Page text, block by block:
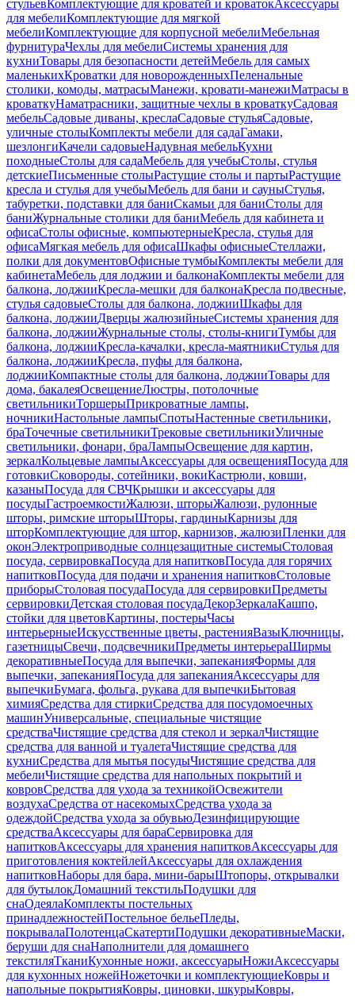
стульевКомплектующие для кроватей и кроватокАксессуары
для мебелиКомплектующие для мягкой
мебелиКомплектующие для корпусной мебелиМебельная
фурнитураЧехлы для мебелиСистемы хранения для
кухниТовары для безопасности детейМебель для самых
маленькихКроватки для новорожденныхПеленальные
столики, комоды, матрасыМанежи, кровати-манежиМатрасы в
кроваткуНаматрасники, защитные чехлы в кроваткуСадовая
мебельСадовые диваны, креслаСадовые стульяСадовые,
уличные столыКомплекты мебели для садаГамаки,
шезлонгиКачели садовыеНадувная мебельКухни
походныеСтолы для садаМебель для учебыСтолы, стулья
детскиеПисьменные столыРастущие столы и партыРастущие
кресла и стулья для учебыМебель для бани и сауныСтулья,
табуретки, подставки для баниСкамьи для баниСтолы для
баниЖурнальные столики для баниМебель для кабинета и
офисаСтолы офисные, компьютерныеКресла, стулья для
офисаМягкая мебель для офисаШкафы офисныеСтеллажи,
полки для документовОфисные тумбыКомплекты мебели для
кабинетаМебель для лоджии и балконаКомплекты мебели для
балкона, лоджииКресла-мешки для балконаКресла подвесные,
стулья садовыеСтолы для балкона, лоджииШкафы для
балкона, лоджииДверцы жалюзийныеСистемы хранения для
балкона, лоджииЖурнальные столы, столы-книгиТумбы для
балкона, лоджииКресла-качалки, кресла-маятникиСтулья для
балкона, лоджииКресла, пуфы для балкона,
лоджииКомпактные столы для балкона, лоджииТовары для
дома, бакалеяОсвещениеЛюстры, потолочные
светильникиТоршерыПрикроватные лампы,
ночникиНастольные лампыСпотыНастенные светильники,
браТочечные светильникиТрековые светильникиУличные
светильники, фонари, браЛампыОсвещение для картин,
зеркалКольцевые лампыАксессуары для освещенияПосуда для
готовкиСковороды, сотейники, вокиКастрюли, ковши,
казаныПосуда для СВЧКрышки и аксессуары для
посудыГастроемкостиЖалюзи, шторыЖалюзи, рулонные
шторы, римские шторыШторы, гардиныКарнизы для
шторКомплектующие для штор, карнизов, жалюзиПленки для
оконЭлектроприводные солнцезащитные системыСтоловая
посуда, сервировкаПосуда для напитковПосуда для горячих
напитковПосуда для подачи и хранения напитковСтоловые
приборыСтоловая посудаПосуда для сервировкиПредметы
сервировкиДетская столовая посудаДекорЗеркалаКашпо,
стойки для цветовКартины, постерыЧасы
интерьерныеИскусственные цветы, растенияВазыКлючницы,
газетницыСвечи, подсвечникиПредметы интерьераШирмы
декоративныеПосуда для выпечки, запеканияФормы для
выпечки, запеканияПосуда для запеканияАксессуары для
выпечкиБумага, фольга, рукава для выпечкиБытовая
химияСредства для стиркиСредства для посудомоечных
машинУниверсальные, специальные чистящие
средстваЧистящие средства для стекол и зеркалЧистящие
средства для ванной и туалетаЧистящие средства для
кухниСредства для мытья посудыЧистящие средства для
мебелиЧистящие средства для напольных покрытий и
ковровСредства для ухода за техникойОсвежители
воздухаСредства от насекомыхСредства ухода за
одеждойСредства ухода за обувьюДезинфицирующие
средстваАксессуары для бараСервировка для
напитковАксессуары для хранения напитковАксессуары для
приготовления коктейлейАксессуары для охлаждения
напитковНаборы для бара, мини-барыШтопоры, открывалки
для бутылокДомашний текстильПодушки для
снаОдеялаКомплекты постельных
принадлежностейПостельное бельеПледы,
покрывалаПолотенцаСкатертиПодушки декоративныеМаски,
беруши для снаНаполнители для домашнего
текстиляТканиКухонные ножи, аксессуарыНожиАксессуары
для кухонных ножейНожеточки и комплектующиеКовры и
напольные покрытияКовры, циновки, шкурыКовры,